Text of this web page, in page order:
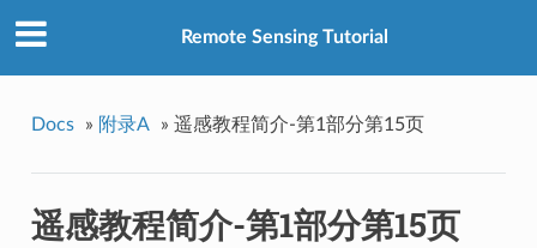
Remote Sensing Tutorial
Docs » 附录A » 遥感教程简介-第1部分第15页
遥感教程简介-第1部分第15页